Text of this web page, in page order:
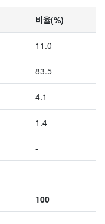
비율(%)
11.0
83.5
4.1
1.4
-
-
100